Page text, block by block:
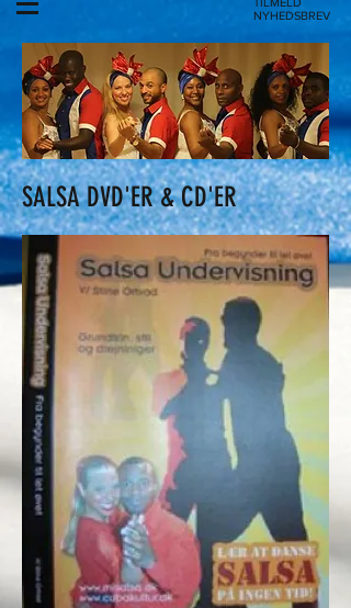
NYHEDSBREV
SALSA DVD'ER & CD'ER